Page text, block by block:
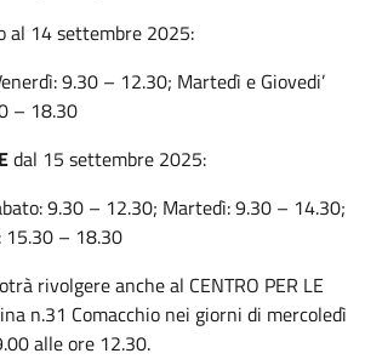
al 14 settembre 2025:
9.30 – 12.30; Martedì e Giovedi’
– 18.30
dal 15 settembre 2025:
9.30 – 12.30; Martedì: 9.30 – 14.30;
15.30 – 18.30
rivolgere anche al CENTRO PER LE
n.31 Comacchio nei giorni di mercoledì
alle ore 12.30.